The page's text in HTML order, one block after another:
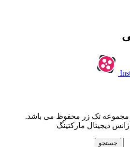
مجموعه تک زر محفوظ می باشد.
دیجیتال مارکتینگ
جستجو